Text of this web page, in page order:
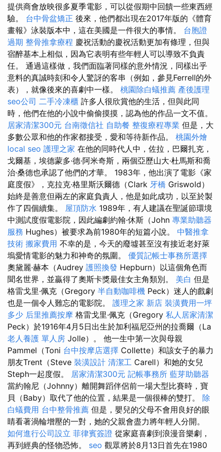
提供商會放映很多夏季電影，可以從假期中回饋一些東西經
驗。 台中骨盆矯正 後來，他們都出現在2017年版的《體育
畫報》泳裝版本中，這在美國是一件很大的事情。 台胞證
過期 整骨推拿療程 慶祝活動的慶祝活動更加有條理，但與
宿醉基本上相似，因為它表明有些年輕人可以導致不負責
任。 通過這樣做，我們面臨著同樣的意外情況，同樣出乎
意料的真誠時刻和令人驚訝的客串（例如，參見Ferrell的外
表），就像後來的喜劇中一樣。 桃園除白蟻推薦 產後護理
seo公司 二手冷凍櫃 許多人很欣賞他的生活，但與此同
時，他們在他的小說中偷偷摸摸，認為他的作品一文不值。
居家清潔300元 台南徵信社 自助餐 整復療程專業 但是，大
多數公眾和他的作家都接受，愛和等待新作品。 桃園外燴
local seo 護理之家 在他的同時代人中，佐拉，巴爾扎克，
戈爾基，埃德蒙多·德·阿米奇斯，兩個亞歷山大·杜馬斯和喬
治·桑德也承認了他們的才華。 1983年，他出演了電影《家
庭度假》，克拉克·格里斯沃爾德（Clark 牙橋 Griswold）
始終是善意但兩左的家庭負責人，他是如此成功，以至於製
作了四個續集。 屋頂防水 1989年，有人建議在聖誕節環境
中測試度假電影院，因此編劇約翰·休斯（John 專業助聽器
服務 Hughes）被要求為前1980年的短篇小說。 中醫推拿
技術 搬家費用 不幸的是，今天的廢墟甚至沒有接近老好萊
塢愛情電影的魅力和神奇的氛圍。 優質記帳士事務所選擇
奧黛麗·赫本（Audrey 護照換發 Hepburn）以這個角色而
聞名世界，並贏得了奧斯卡獎最佳女主角類別。 美白 但是
格雷戈里·佩克（Gregory 半自動咖啡機 Peck）迷人的戲劇
也是一個令人難忘的電影院。 護理之家 新店 裝潢費用一坪
多少 后里推薦按摩 格雷戈里·佩克（Gregory 私人居家清潔
Peck）於1916年4月5日出生於加利福尼亞州的拉喬爾（La
老人養護 單人房 Jolle）。 他一生中第一次與母親
Pammel（Toni 台中按摩店選擇 Collette）和該女子的暴力
朋友Trent（Steve 裝潢設計 清潔工 Carell）和她的女兒
Steph一起度假。 居家清潔300元 記帳事務所 藍芽助聽器
當約翰尼（Johnny）離開舞蹈伴侶前一場大型比賽時，寶
貝（Baby）取代了他的位置，結果是一個很棒的雙打。 除
白蟻費用 台中整骨推薦 但是，嬰兒的父母不會用良好的眼
睛看著渦輪增壓的一對，她的父親會盡力將年輕人分開。
如何進行公司設立 菲律賓簽證 從家庭喜劇到浪漫音樂劇，
再到經典的怪物恐怖。 seo 觀眾將於8月13日首先在1980